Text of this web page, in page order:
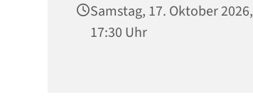
Samstag, 17. Oktober 2026,
17:30 Uhr